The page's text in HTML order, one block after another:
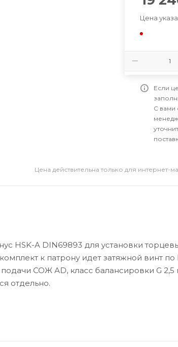
Цена
Если
С вами
Цена действительна только для интернет-
HSK-A DIN69893 для установки
к патрону идет затяжной винт по
СОЖ AD, класс балансировки G 2,5
отдельно.